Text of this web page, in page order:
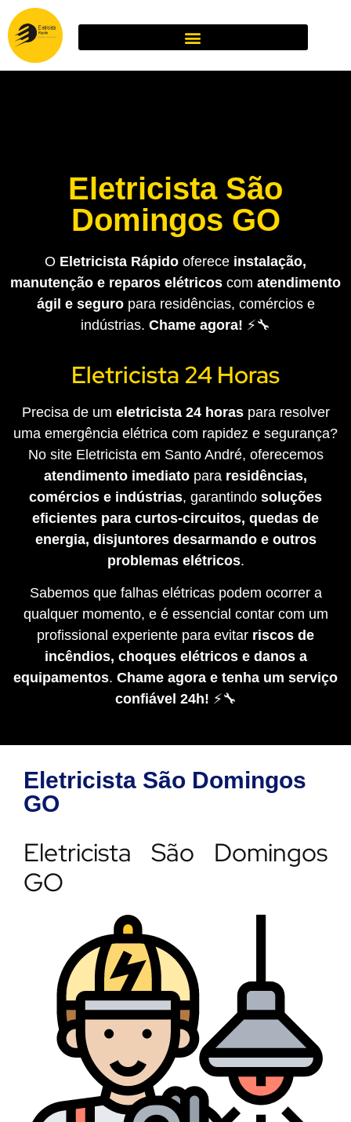
Eletricista São
Domingos GO
O Eletricista Rápido oferece instalação,
manutenção e reparos elétricos com atendimento
ágil e seguropara residências, comércios e
indústrias. Chame agora! ⚡🔧
Eletricista 24 Horas
Precisa de um eletricista 24 horaspara resolver
uma emergência elétrica com rapidez e segurança?
No site Eletricista em Santo André, oferecemos
atendimento imediato para residências,
comércios e indústrias, garantindo soluções
eficientes para curtos-circuitos, quedas de
energia, disjuntores desarmando e outros
problemas elétricos.
Sabemos que falhas elétricas podem ocorrer a
qualquer momento, e é essencial contar com um
profissional experiente para evitar riscos de
incêndios, choques elétricos e danos a
equipamentos. Chame agora e tenha um serviço
confiável 24h! ⚡🔧
Eletricista São Domingos
GO
Eletricista São Domingos
GO